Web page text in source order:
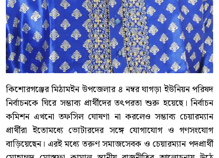
কিশোরগঞ্জের মিঠামইন উপজেলার ৪ নম্বর ঘাগড়া ইউনিয়ন পরিষদ
নির্বাচনকে ঘিরে সম্ভাব্য প্রার্থীদের তৎপরতা শুরু হয়েছে। নির্বাচন
কমিশন এখনো তফসিল ঘোষণা না করলেও সম্ভাব্য চেয়ারম্যান
প্রার্থীরা ইতোমধ্যে ভোটারদের সঙ্গে যোগাযোগ ও গণসংযোগ
বাড়িয়েছেন। এরই মধ্যে তরুণ সমাজসেবক ও চেয়ারম্যান পদপ্রার্থী